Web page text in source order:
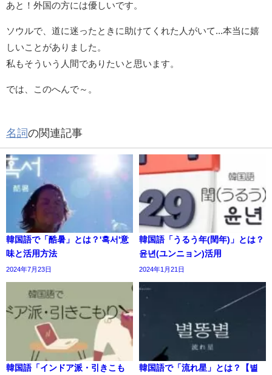
あと！外国の方には優しいです。
ソウルで、道に迷ったときに助けてくれた人がいて...本当に嬉
しいことがありました。
私もそういう人間でありたいと思います。
では、このへんで～。
名詞の関連記事
韓国語で「酷暑」とは？'혹서'意
味と活用方法
2024年7月23日
韓国語「うるう年(閏年)」とは？
윤년(ユンニョン)活用
2024年1月21日
韓国語「インドア派・引きこも
韓国語で「流れ星」とは？【별